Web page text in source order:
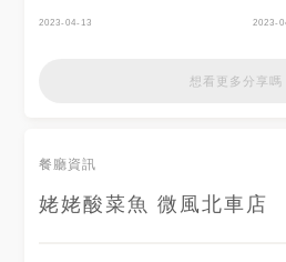
來時， 有詢問可否晚點上，但
2023-04-13 2023-
想看更多分享嗎
餐廳資訊
姥姥酸菜魚 微風北車店